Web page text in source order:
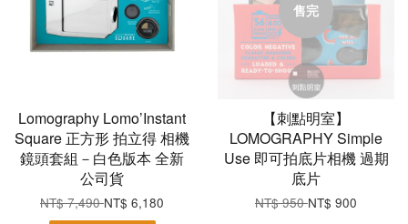
Lomography Lomo’Instant
Square 正方形 拍立得 相機
鏡頭套組－白色版本 全新
公司貨
NT$ 7,490NT$ 6,180
售完
【刺點明室】
LOMOGRAPHY Simple
Use 即可拍底片相機 過期
底片
NT$ 950NT$ 900